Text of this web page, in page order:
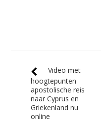
Video met
hoogtepunten
apostolische reis
naar Cyprus en
Griekenland nu
online